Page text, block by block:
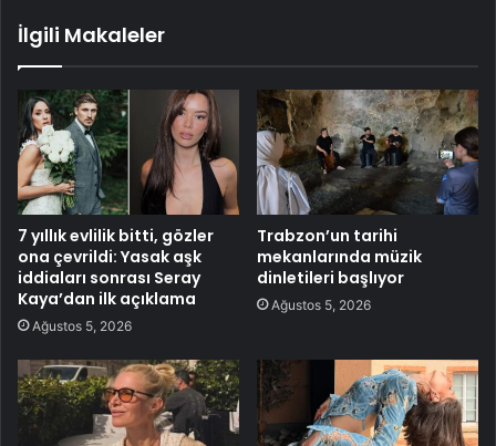
İlgili Makaleler
7 yıllık evlilik bitti, gözler
ona çevrildi: Yasak aşk
iddiaları sonrası Seray
Kaya’dan ilk açıklama
Ağustos 5, 2026
Trabzon’un tarihi
mekanlarında müzik
dinletileri başlıyor
Ağustos 5, 2026